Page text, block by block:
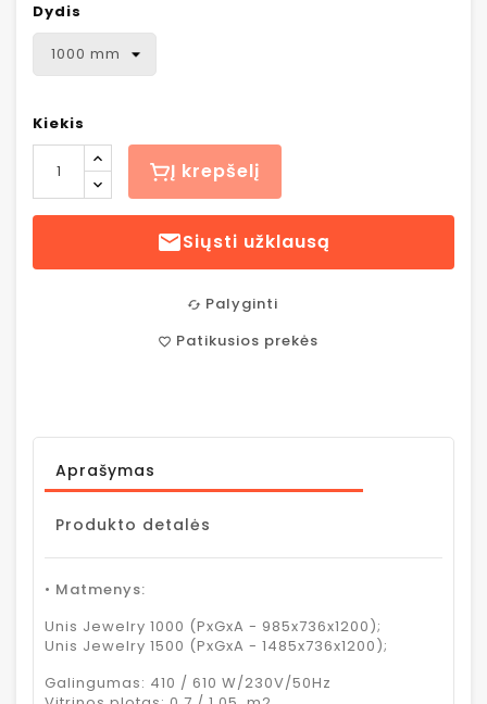
Dydis
Kiekis
Į krepšelį
Siųsti užklausą
cached Palyginti
favorite_border Patikusios prekės
Aprašymas
Produkto detalės
• Matmenys:
Unis Jewelry 1000 (PxGxA - 985x736x1200);
Unis Jewelry 1500 (PxGxA - 1485x736x1200);
Galingumas: 410 / 610 W/230V/50Hz